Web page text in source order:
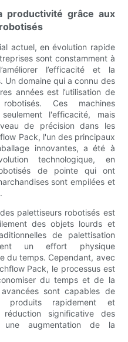
productivité grâce aux
actuel, en évolution rapide
sont constamment à
l’efficacité et la
domaine qui a connu des
années est l’utilisation de
Ces machines
l'efficacité, mais
de précision dans les
Pack, l'un des principaux
innovantes, a été à
technologique, en
de pointe qui ont
sont empilées et
palettiseurs robotisés est
des objets lourds et
de palettisation
un effort physique
du temps. Cependant, avec
Pack, le processus est
du temps et de la
sont capables de
produits rapidement et
significative des
augmentation de la